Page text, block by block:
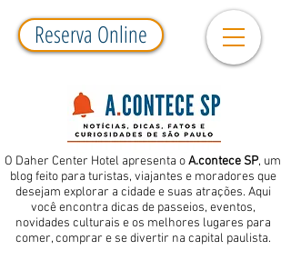
Reserva Online
O Daher Center Hotel apresenta oA.contece SP, um
blog feito para turistas, viajantes e moradores que
desejam explorar a cidade e suas atrações. Aqui
você encontra dicas de passeios, eventos,
novidades culturais e os melhores lugares para
comer, comprar e se divertir na capital paulista.